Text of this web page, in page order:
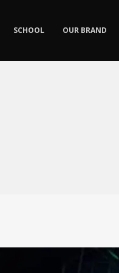
SCHOOL OUR BRAND